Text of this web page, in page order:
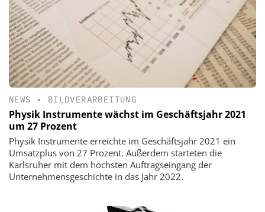
NEWS • BILDVERARBEITUNG
Physik Instrumente wächst im Geschäftsjahr 2021
um 27 Prozent
Physik Instrumente erreichte im Geschäftsjahr 2021 ein
Umsatzplus von 27 Prozent. Außerdem starteten die
Karlsruher mit dem höchsten Auftragseingang der
Unternehmensgeschichte in das Jahr 2022.